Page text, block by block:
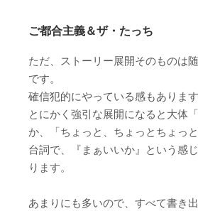
ご都合主義＆ザ・たっち
ただ、ストーリー展開そのものは
です。
確信犯的にやっている感もあります
とにかく強引な展開になると大体
か、「ちょっと、ちょっとちょっ
台詞で、『まぁいいか』という感
ります。
あまりにも多いので、すべて書き